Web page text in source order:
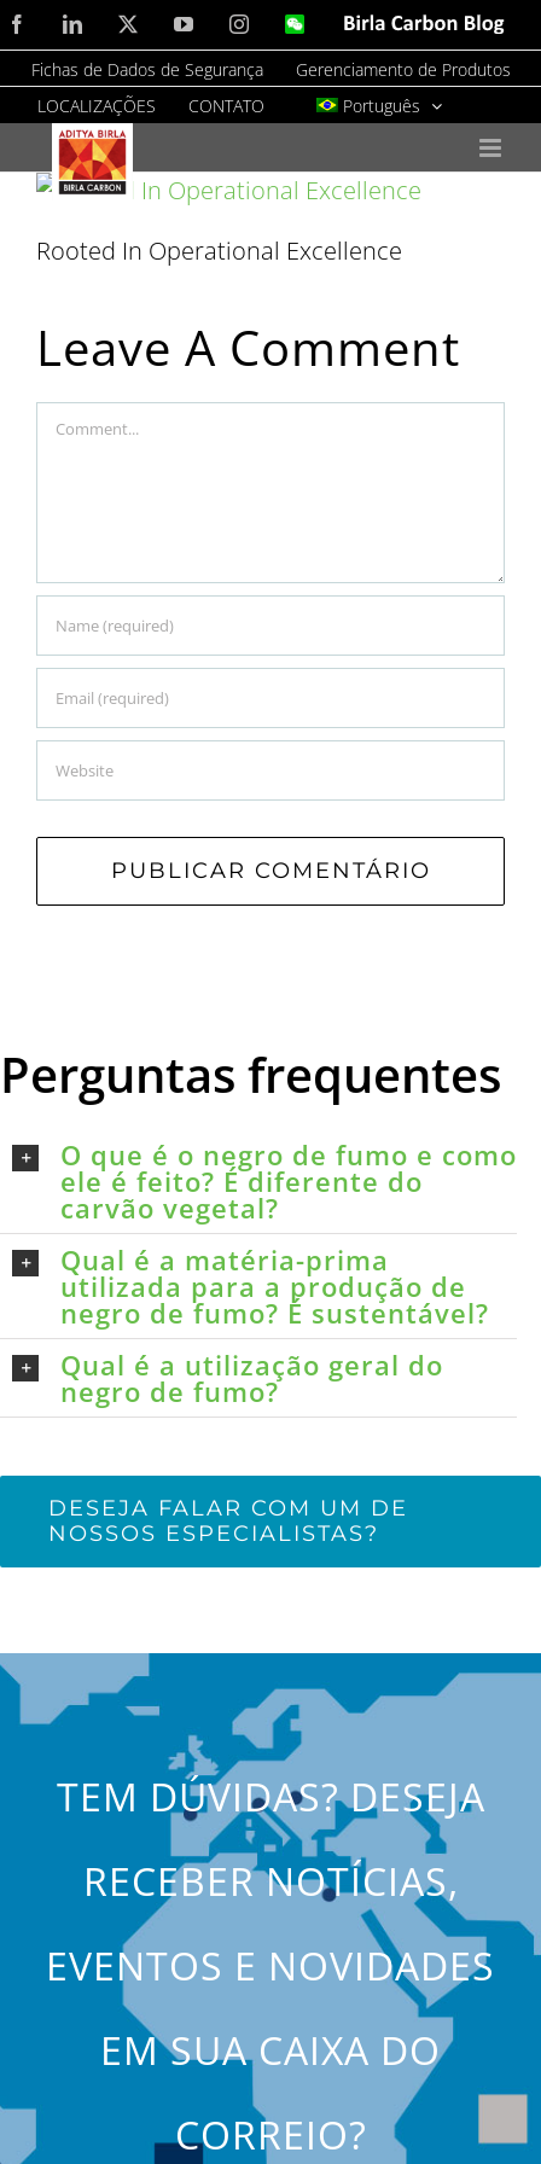
Skip
to
content
FacebookLinkedIn YouTubeInstagramWeChatBirla
Blog
Fichas de Dados de Segurança
Gerenciamento de Produtos
LOCALIZAÇÕES
CONTATO Português
Rooted In Operational Excellence
Leave A Comment
Comment
Perguntas frequentes
O que é o negro de fumo e como
ele é feito? É diferente do
carvão vegetal?
Qual é a matéria-prima
utilizada para a produção de
negro de fumo? É sustentável?
Qual é a utilização geral do
negro de fumo?
DESEJA FALAR COM UM DE
NOSSOS ESPECIALISTAS?
TEM DÚVIDAS? DESEJA
RECEBER NOTÍCIAS,
EVENTOS E NOVIDADES
EM SUA CAIXA DO
CORREIO?